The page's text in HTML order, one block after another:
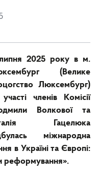
2025 року в м.
(Велике
Люксембург)
членів Комісії
Волкової та
Гацелюка
міжнародна
в Україні та Європі:
реформування».